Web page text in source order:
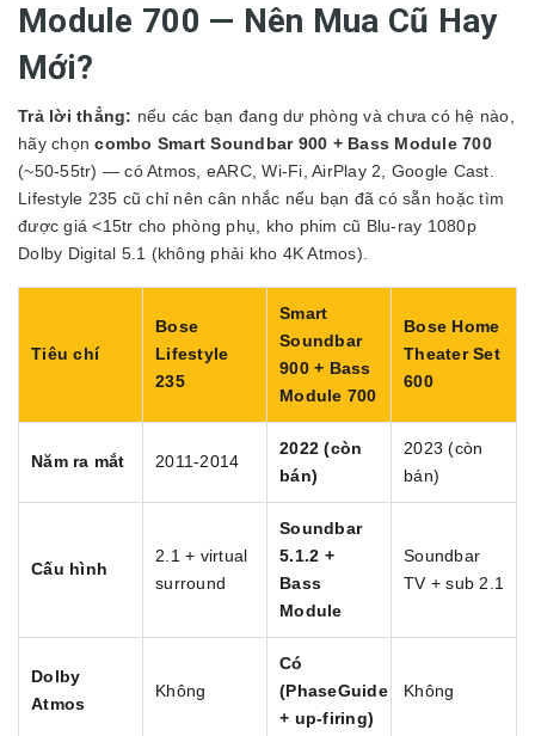
Module 700 — Nên Mua Cũ Hay
Mới?
Trả lời thẳng: nếu các bạn đang dư phòng và chưa có hệ nào,
hãy chọncombo Smart Soundbar 900 + Bass Module 700
(~50-55tr) — có Atmos, eARC, Wi-Fi, AirPlay 2, Google Cast.
Lifestyle 235 cũ chỉ nên cân nhắc nếu bạn đã có sẵn hoặc tìm
được giá <15tr cho phòng phụ, kho phim cũ Blu-ray 1080p
Dolby Digital 5.1 (không phải kho 4K Atmos).
Tiêu chí
Bose
Lifestyle
235
Smart
Soundbar
900 + Bass
Module 700
Bose Home
Theater Set
600
Năm ra mắt 2011-2014
2022 (còn
bán)
2023 (còn
bán)
Cấu hình
2.1 + virtual
surround
Soundbar
5.1.2 +
Bass
Module
Soundbar
TV + sub 2.1
Dolby
Atmos
Không
Có
(PhaseGuide
+ up-firing)
Không